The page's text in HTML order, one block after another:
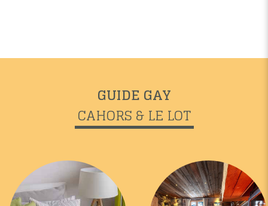
GUIDE GAY
CAHORS & LE LOT